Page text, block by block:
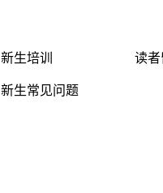
新生培训 读者
新生常见问题